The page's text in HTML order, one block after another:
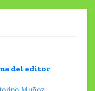
del editor